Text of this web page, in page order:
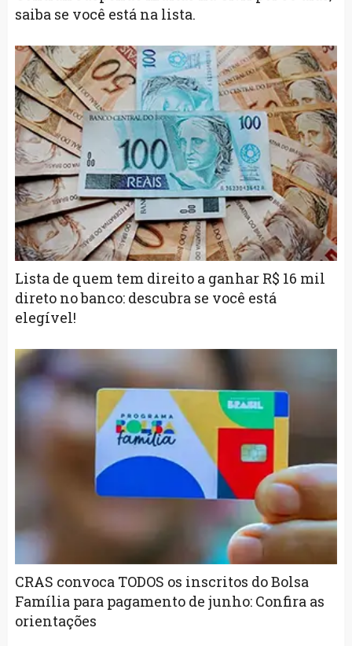
saiba se você está na lista.
Lista de quem tem direito a ganhar R$ 16 mil
direto no banco: descubra se você está
elegível!
CRAS convoca TODOS os inscritos do Bolsa
Família para pagamento de junho: Confira as
orientações